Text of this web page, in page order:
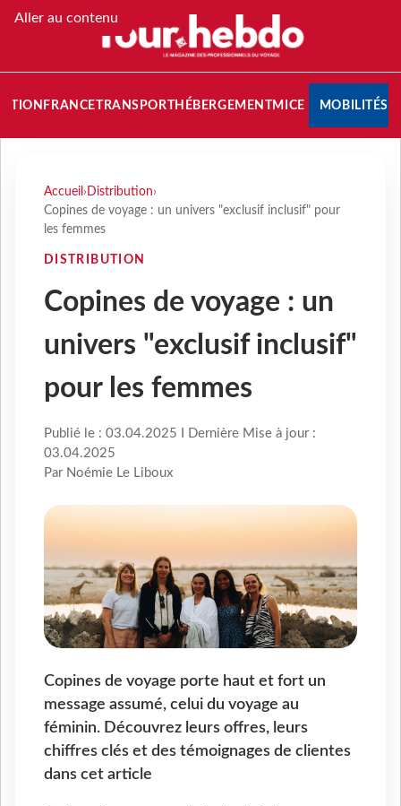
Aller au contenu
FRANCETRANSPORT HÉBERGEMENTMICE MOBILITÉS
Accueil › Distribution›
Copines de voyage : un univers "exclusif inclusif" pour
les femmes
DISTRIBUTION
Copines de voyage : un
univers "exclusif inclusif"
pour les femmes
Publié le : 03.04.2025 I Dernière Mise à jour :
03.04.2025
Par Noémie Le Liboux
Copines de voyage porte haut et fort un
message assumé, celui du voyage au
féminin. Découvrez leurs offres, leurs
chiffres clés et des témoignages de clientes
dans cet article